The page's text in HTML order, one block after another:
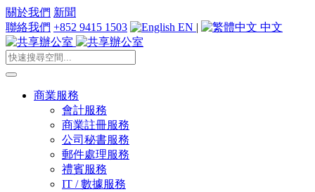
關於我們 新聞
聯絡我們 +852 9415 1503 EN | 中文
商業服務
會計服務
商業註冊服務
公司秘書服務
郵件處理服務
禮賓服務
IT / 數據服務